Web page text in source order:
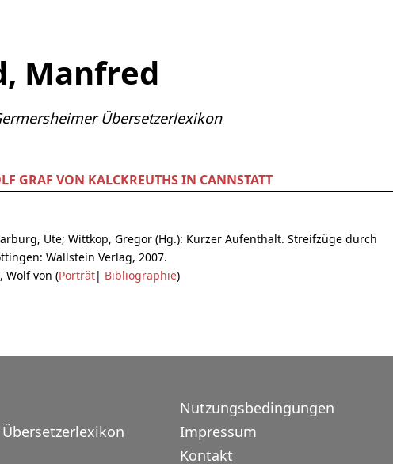
Manfred
Übersetzerlexikon
GRAF VON KALCKREUTHS IN CANNSTATT
Ute; Wittkop, Gregor (Hg.): Kurzer Aufenthalt. Streifzüge durch
Wallstein Verlag, 2007.
Wolf von (Porträt| Bibliographie)
Nutzungsbedingungen
Impressum
Kontakt